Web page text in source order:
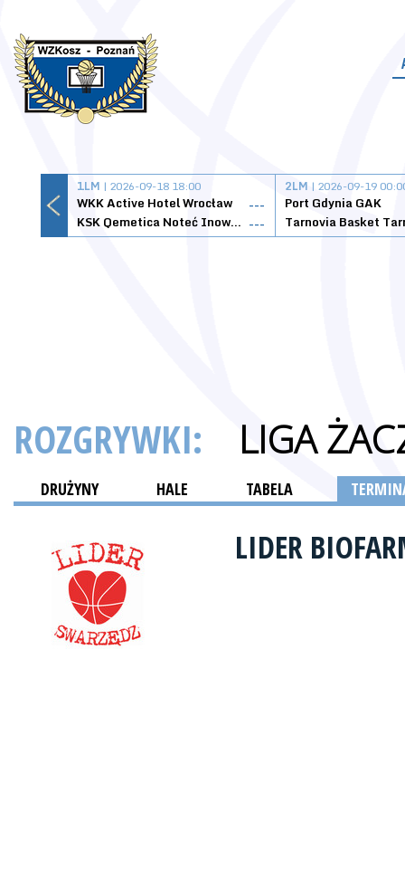
1LM | 2026-09-18 18:00
WKK Active Hotel Wrocław
---
KSK Qemetica Noteć Inowrocław ---
2LM | 2026-09-19
Port Gdynia GAK
ROZGRYWKI: LIGA
DRUŻYNY HALE TABELA
LIDER